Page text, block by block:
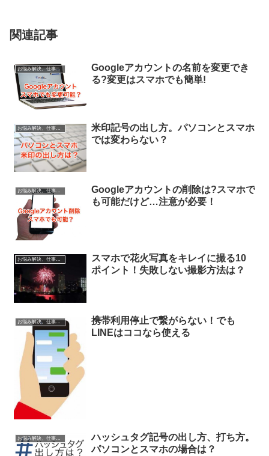
関連記事
お悩み解決、仕事に役立つ情報
Googleアカウントの名前を変更でき
る?変更はスマホでも簡単!
お悩み解決、仕事に役立つ情報
米印記号の出し方。パソコンとスマホ
では変わらない？
お悩み解決、仕事に役立つ情報
Googleアカウントの削除は?スマホで
も可能だけど…注意が必要！
お悩み解決、仕事に役立つ情報
スマホで花火写真をキレイに撮る10
ポイント！失敗しない撮影方法は？
お悩み解決、仕事に役立つ情報
携帯利用停止で繋がらない！でも
LINEはココなら使える
お悩み解決、仕事に役立つ情報
ハッシュタグ記号の出し方、打ち方。
パソコンとスマホの場合は？